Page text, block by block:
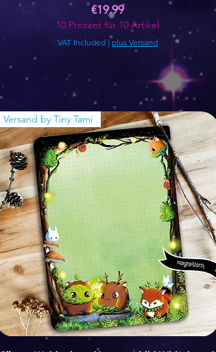
Price
€19.99
10 Prozent für 10 Artikel
VAT Included| plus Versand
Versand by Tiny Tami